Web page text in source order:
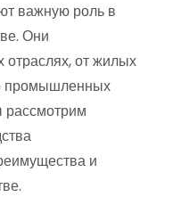
важную роль в
Они
отраслях, от жилых
промышленных
рассмотрим
и